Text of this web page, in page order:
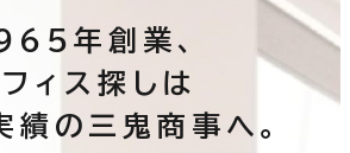
年創業、
ィス探しは
績の三鬼商事へ。